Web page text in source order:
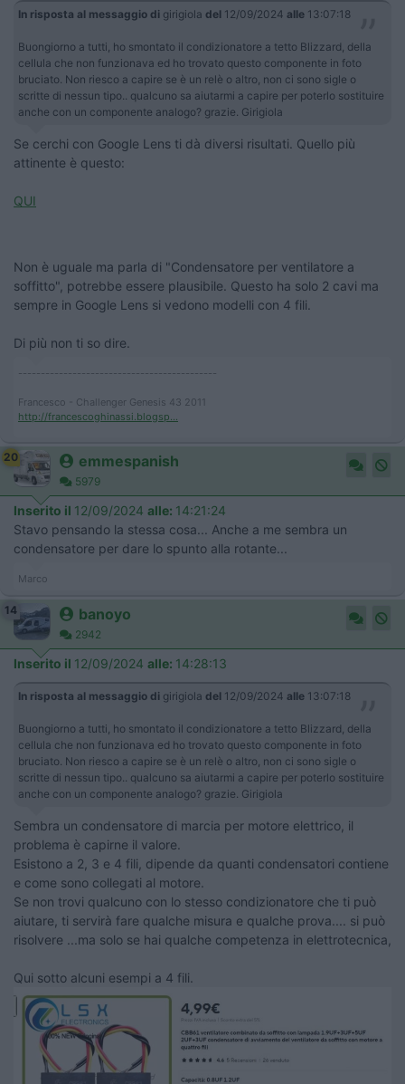
In risposta al messaggio di girigiola del 12/09/2024 alle 13:07:18
Buongiorno a tutti, ho smontato il condizionatore a tetto Blizzard, della
cellula che non funzionava ed ho trovato questo componente in foto
bruciato. Non riesco a capire se è un relè o altro, non ci sono sigle o
scritte di nessun tipo.. qualcuno sa aiutarmi a capire per poterlo sostituire
anche con un componente analogo? grazie. Girigiola
Se cerchi con Google Lens ti dà diversi risultati. Quello più
attinente è questo:
QUI
Non è uguale ma parla di "Condensatore per ventilatore a
soffitto", potrebbe essere plausibile. Questo ha solo 2 cavi ma
sempre in Google Lens si vedono modelli con 4 fili.
Di più non ti so dire.
--------------------------------------------
Francesco - Challenger Genesis 43 2011
http://francescoghinassi.blogsp...
20 emmespanish
5979
Inserito il 12/09/2024 alle: 14:21:24
Stavo pensando la stessa cosa... Anche a me sembra un
condensatore per dare lo spunto alla rotante...
Marco
14 banoyo
2942
Inserito il 12/09/2024 alle: 14:28:13
In risposta al messaggio di girigiola del 12/09/2024 alle 13:07:18
Buongiorno a tutti, ho smontato il condizionatore a tetto Blizzard, della
cellula che non funzionava ed ho trovato questo componente in foto
bruciato. Non riesco a capire se è un relè o altro, non ci sono sigle o
scritte di nessun tipo.. qualcuno sa aiutarmi a capire per poterlo sostituire
anche con un componente analogo? grazie. Girigiola
Sembra un condensatore di marcia per motore elettrico, il
problema è capirne il valore.
Esistono a 2, 3 e 4 fili, dipende da quanti condensatori contiene
e come sono collegati al motore.
Se non trovi qualcuno con lo stesso condizionatore che ti può
aiutare, ti servirà fare qualche misura e qualche prova.... si può
risolvere ...ma solo se hai qualche competenza in elettrotecnica,
Qui sotto alcuni esempi a 4 fili.